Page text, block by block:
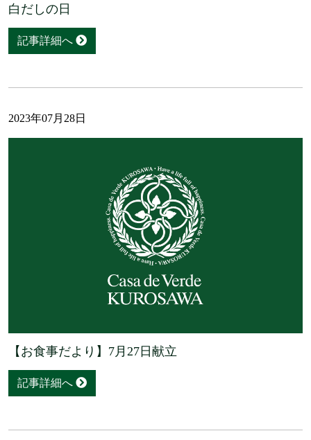
白だしの日
記事詳細へ
2023年07月28日
【お食事だより】7月27日献立
記事詳細へ